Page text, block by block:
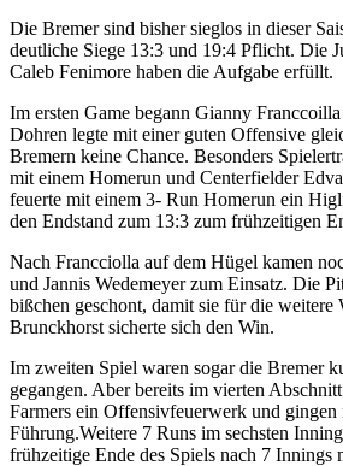
Die Bremer sind bisher sieglos in dieser
deutliche Siege 13:3 und 19:4 Pflicht. Die
Caleb Fenimore haben die Aufgabe erfüllt.
Im ersten Game begann Gianny
Dohren legte mit einer guten Offensive
Bremern keine Chance. Besonders
mit einem Homerun und Centerfielder
feuerte mit einem 3- Run Homerun ein
den Endstand zum 13:3 zum frühzeitigen
Nach Francciolla auf dem Hügel kamen
und Jannis Wedemeyer zum Einsatz. Die
bißchen geschont, damit sie für die weitere
Brunckhorst sicherte sich den Win.
Im zweiten Spiel waren sogar die Bremer
gegangen. Aber bereits im vierten
Farmers ein Offensivfeuerwerk und
Führung.Weitere 7 Runs im sechsten
frühzeitige Ende des Spiels nach 7 Innings